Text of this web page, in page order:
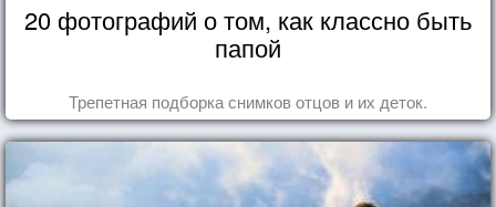
20 фотографий о том, как классно быть
папой
Трепетная подборка снимков отцов и их деток.